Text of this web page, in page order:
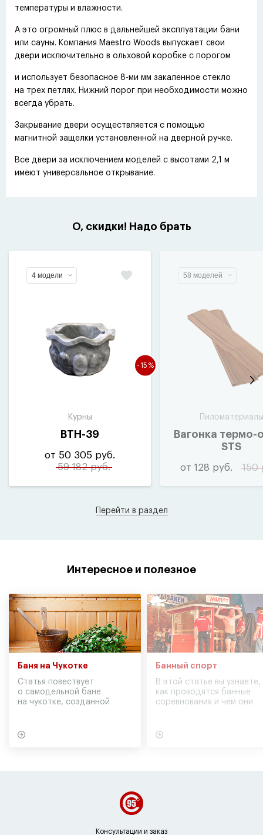
температуры и влажности.
А это огромный плюс в дальнейшей эксплуатации бани
или сауны. Компания Maestro Woods выпускает свои
двери исключительно в ольховой коробке с порогом
и использует безопасное 8-ми мм закаленное стекло
на трех петлях. Нижний порог при необходимости можно
всегда убрать.
Закрывание двери осуществляется с помощью
магнитной защелки установленной на дверной ручке.
Все двери за исключением моделей с высотами 2,1 м
имеют универсальное открывание.
О, скидки! Надо брать
4 модели
-15%
Курны
ВТН-39
от 50 305 руб.
59 182 руб.
58 моделей
Пиломатериалы
Вагонка термо-
STS
от 128 руб. 150
Перейти в раздел
Интересное и полезное
Баня на Чукотке
Статья повествует
о самодельной бане
на чукотке, созданной
Банный спорт
В этой статье вы узнаете,
как проводятся банные
соревнования и чем они
Консультации и заказ